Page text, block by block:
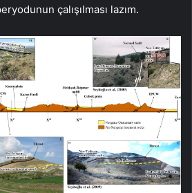
çalışılması lazım.